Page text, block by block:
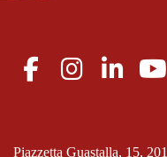
Piazzetta Guastalla, 15,